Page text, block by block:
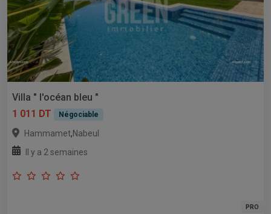
Villa " l'océan bleu "
1 011 DT
Négociable
Hammamet,Nabeul
Il y a 2 semaines
PRO